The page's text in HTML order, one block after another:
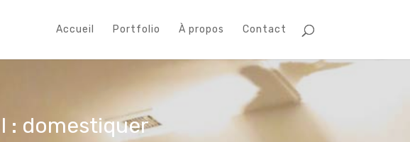
Accueil Portfolio À propos Contact
: domestiquer